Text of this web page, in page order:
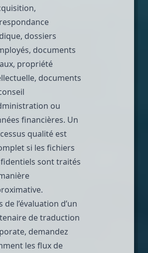
dossiers
documents
propriété
documents
ou
financières. Un
qualité est
si les fichiers
sont traités
de l’évaluation d’un
de traduction
demandez
les flux de